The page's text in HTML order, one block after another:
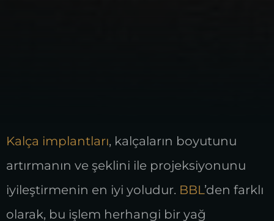
Kalça implantları, kalçaların boyutunu
artırmanın ve şeklini ile projeksiyonunu
iyileştirmenin en iyi yoludur. BBL’den farklı
olarak, bu işlem herhangi bir yağ